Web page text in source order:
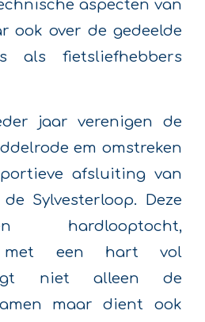
aspecten van
ook over de gedeelde
als fietsliefhebbers
jaar verenigen de
em omstreken
afsluiting van
Sylvesterloop. Deze
hardlooptocht,
met een hart vol
niet alleen de
maar dient ook